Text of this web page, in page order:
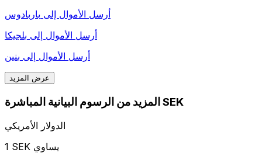
أرسل الأموال إلى باربادوس
أرسل الأموال إلى بلجيكا
أرسل الأموال إلى بنين
عرض المزيد
المزيد من الرسوم البيانية المباشرة SEK
الدولار الأمريكي
1 SEK يساوي